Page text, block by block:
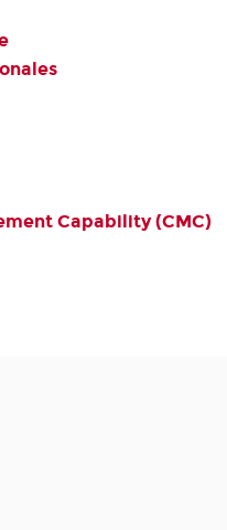
Capability (CMC)